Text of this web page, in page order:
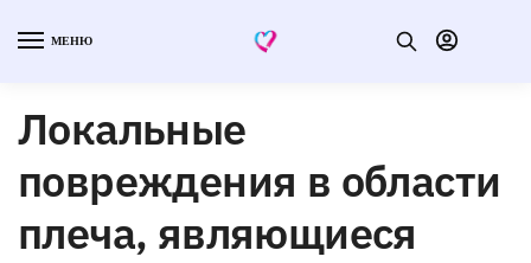
МЕНЮ
Локальные
повреждения в области
плеча, являющиеся